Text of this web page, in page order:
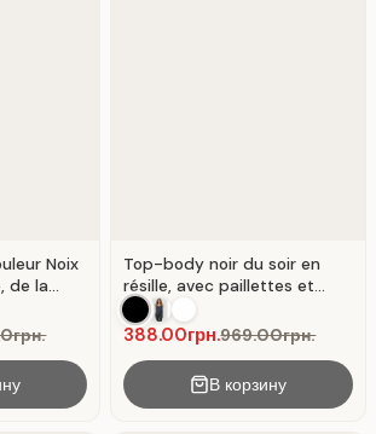
Noix
de la
Top-body noir du soir en
résille, avec paillettes et
franges. Noir
388.00грн.969.00грн.
В корзину